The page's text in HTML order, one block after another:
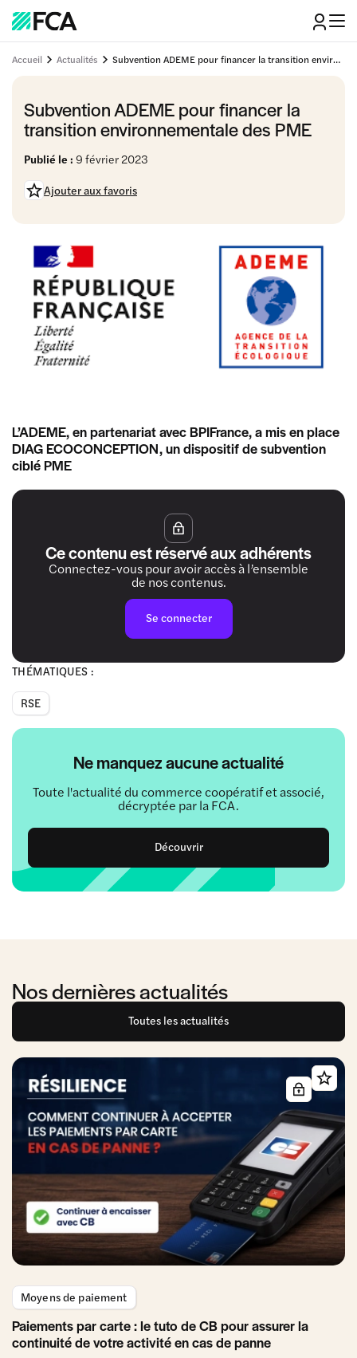
Accueil Actualités Subvention ADEME pour financer la transition environnementale des PME
Subvention ADEME pour financer la
transition environnementale des PME
Publié le : 9 février 2023
Ajouter aux favoris
THÉMATIQUES :
RSE
Ne manquez aucune actualité
Toute l'actualité du commerce coopératif et associé,
décryptée par la FCA.
Découvrir
L’ADEME, en partenariat avec BPIFrance, a mis en place
DIAG ECOCONCEPTION, un dispositif de subvention
ciblé PME
Ce contenu est réservé aux adhérents
Connectez-vous pour avoir accès à l’ensemble
de nos contenus.
Se connecter
Nos dernières actualités
Toutes les actualités
Moyens de paiement
Paiements par carte : le tuto de CB pour assurer la
continuité de votre activité en cas de panne